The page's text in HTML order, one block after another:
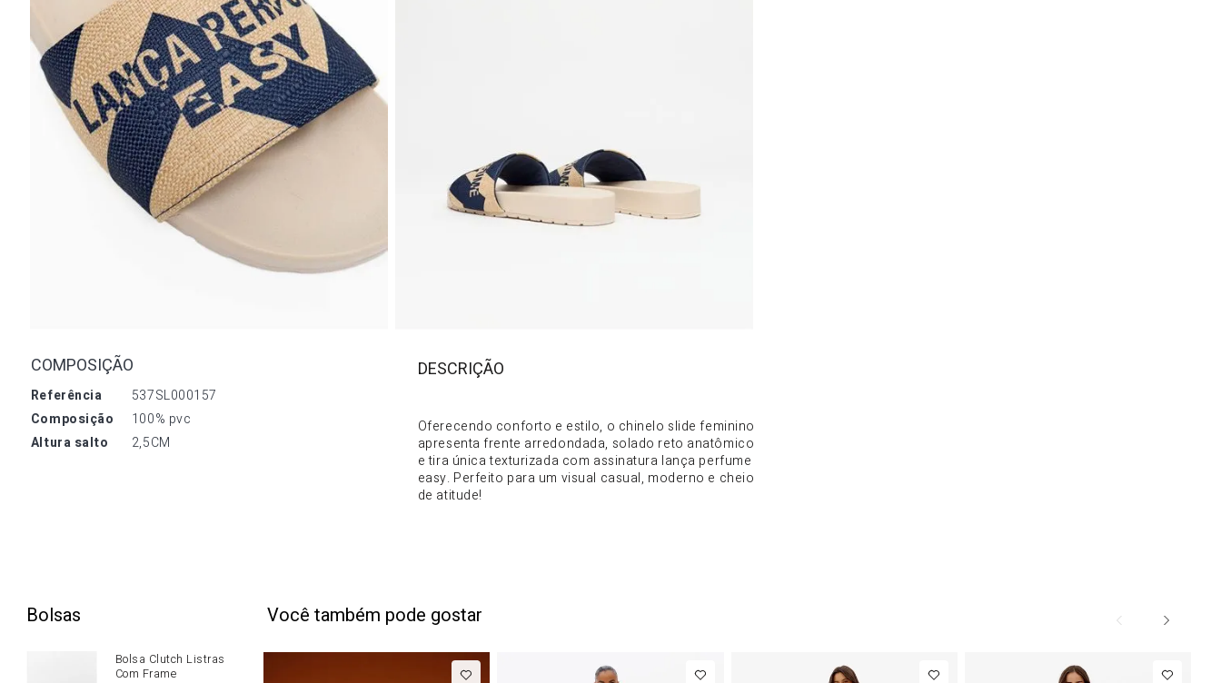
COMPOSIÇÃO
referência
537SL000157
composição
100% pvc
altura salto
2,5CM
Oferecendo conforto e estilo, o chinelo slide feminino
apresenta frente arredondada, solado reto anatômico
e tira única texturizada com assinatura lança perfume
easy. Perfeito para um visual casual, moderno e cheio
de atitude!
Bolsas
Bolsa Clutch Listras
Com Frame
Você também pode gostar